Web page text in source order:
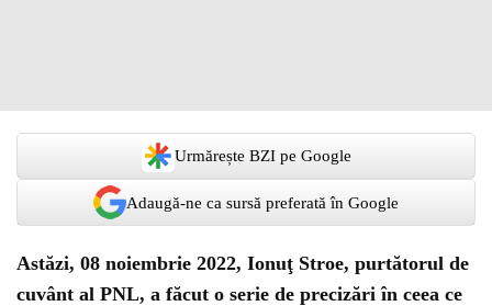
Urmărește BZI pe Google
Adaugă-ne ca sursă preferată în Google
Astăzi, 08 noiembrie 2022, Ionuţ Stroe, purtătorul de
cuvânt al PNL, a făcut o serie de precizări în ceea ce